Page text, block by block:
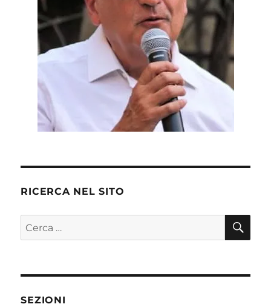
RICERCA NEL SITO
Cerca:
SEZIONI